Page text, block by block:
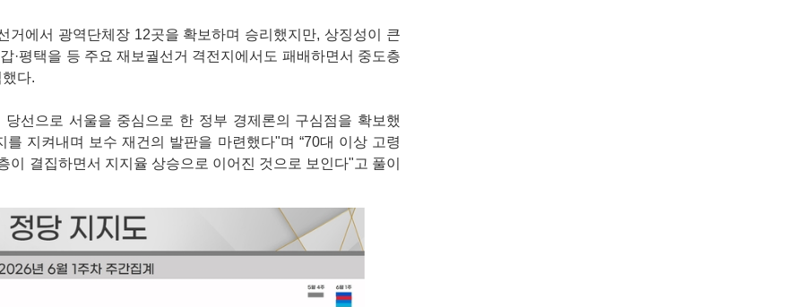
거에서 광역단체장 12곳을 확보하며 승리했지만, 상징성이 큰
·평택을 등 주요 재보궐선거 격전지에서도 패배하면서 중도층
다.
선으로 서울을 중심으로 한 정부 경제론의 구심점을 확보했
지켜내며 보수 재건의 발판을 마련했다"며 “70대 이상 고령
이 결집하면서 지지율 상승으로 이어진 것으로 보인다"고 풀이